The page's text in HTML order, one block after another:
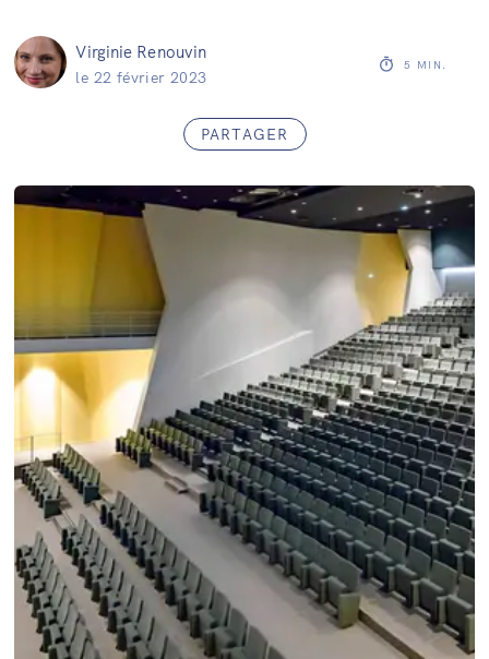
Virginie Renouvin
le 22 février 2023
5 MIN.
PARTAGER